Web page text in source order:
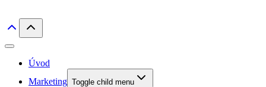
Úvod
Marketing Toggle child menu